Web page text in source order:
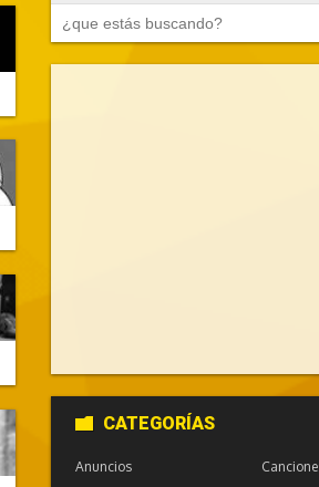
CATEGORÍAS
Anuncios